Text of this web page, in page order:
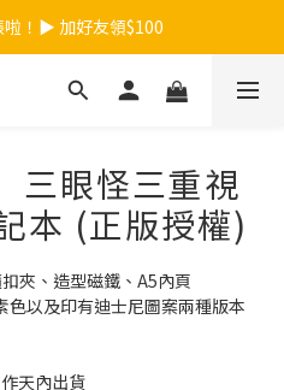
筆記本再送內頁！>>點我
筆記本再送內頁！>>點我
/ 香港地區$990免運
筆記本再送內頁！>>點我
三眼怪三重視
本 (正版授權)
夾、造型磁鐵、A5內頁
色以及印有迪士尼圖案兩種版本
天內出貨